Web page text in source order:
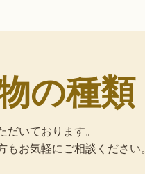
の種類
いております。
お気軽にご相談ください。